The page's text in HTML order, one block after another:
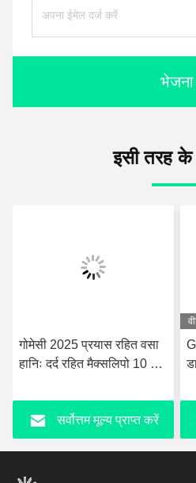
भेजना
इसी तरह के
गोमेसी 2025 प्रयास रहित वसा
हानिः दर्द रहित मैक्सलिपो 10 डी
मशीन
सर्वोत्तम मूल्य प्राप्त करें